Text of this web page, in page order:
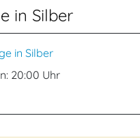
in Silber
in Silber
20:00 Uhr